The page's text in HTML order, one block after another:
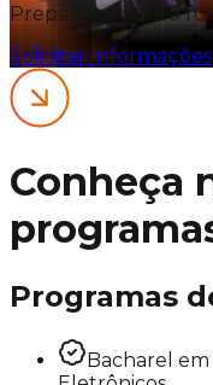
Prepare-se para o
Solicitar Informações
Conheça
Programas
Bacharel em